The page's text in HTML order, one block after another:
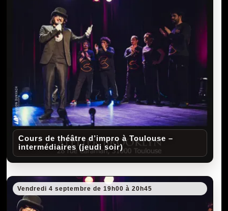
Cours de théâtre d’impro à Toulouse –
intermédiaires (jeudi soir)
Vendredi 4 septembre de 19h00 à 20h45